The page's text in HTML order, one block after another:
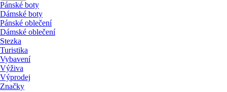
Pánské boty
Dámské boty
Pánské oblečení
Dámské oblečení
Stezka
Turistika
Vybavení
Výživa
Výprodej
Značky